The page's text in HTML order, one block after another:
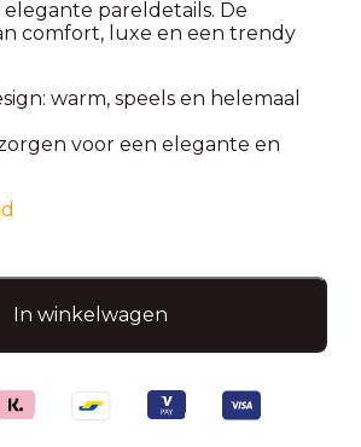
pareldetails. De
comfort, luxe en een trendy
warm, speels en helemaal
voor een elegante en
In winkelwagen